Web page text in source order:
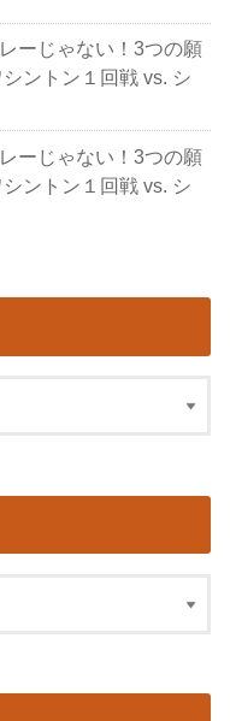
ーじゃない！3つの願
ントン１回戦 vs. シ
ーじゃない！3つの願
ントン１回戦 vs. シ